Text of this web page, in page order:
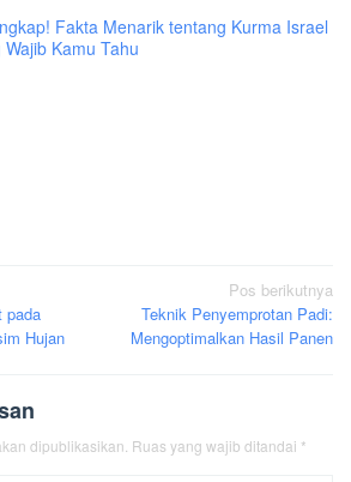
Fakta Menarik tentang Kurma Israel
Wajib Kamu Tahu
pada
Hujan
Pos berikutnya
Teknik Penyemprotan Padi:
Mengoptimalkan Hasil Panen
dipublikasikan. Ruas yang wajib ditandai *